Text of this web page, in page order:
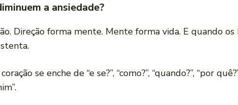
a ansiedade?
Direção forma mente. Mente forma vida. E quando
se enche de “e se?”, “como?”, “quando?”, “por